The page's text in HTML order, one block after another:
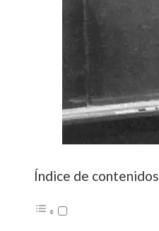
Índice de contenidos